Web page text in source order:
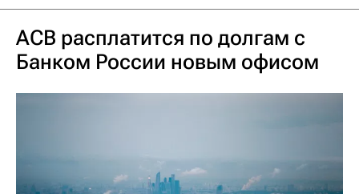
АСВ расплатится по долгам с
Банком России новым офисом